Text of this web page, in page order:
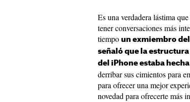
Es una verdadera lástima
tener conversaciones más
tiempo un exmiembro
señaló que la
del iPhone estaba
derribar sus cimientos para
para ofrecer una mejor
novedad para ofrecerte más